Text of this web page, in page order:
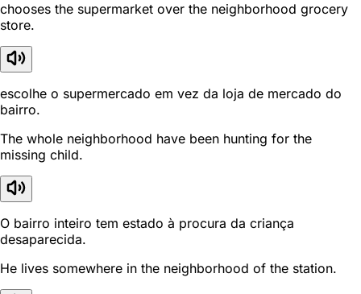
chooses the supermarket over the neighborhood grocery
store.
escolhe o supermercado em vez da loja de mercado do
bairro.
The whole neighborhood have been hunting for the
missing child.
O bairro inteiro tem estado à procura da criança
desaparecida.
He lives somewhere in the neighborhood of the station.